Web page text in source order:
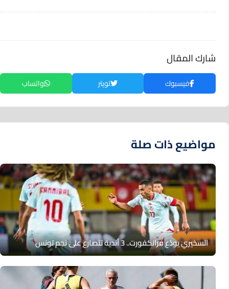
شارك المقال
فيسبوك تويتر واتساب
مواضيع ذات صلة
السخيري يودّع فرانكفورت.. 3 أندية تتصارع على نجم تونس